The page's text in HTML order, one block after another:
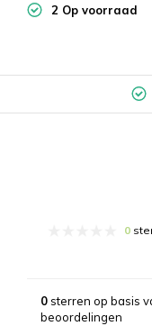
2 Op voorraad
0
0sterren op basis
beoordelingen